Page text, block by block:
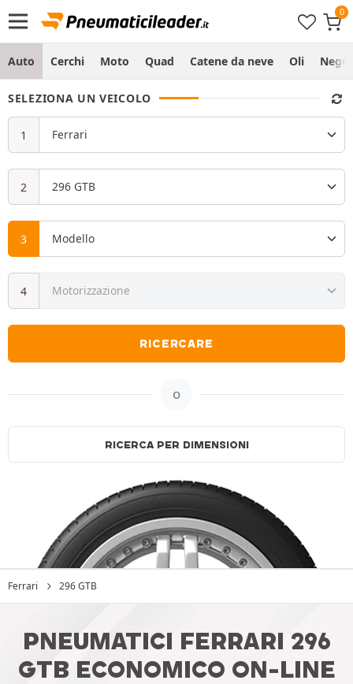
Auto Cerchi Moto Quad Catene da neve Oli
SELEZIONA UN VEICOLO
RICERCARE
o
RICERCA PER DIMENSIONI
Ferrari 296 GTB
PNEUMATICI FERRARI 296
GTB ECONOMICO ON-LINE